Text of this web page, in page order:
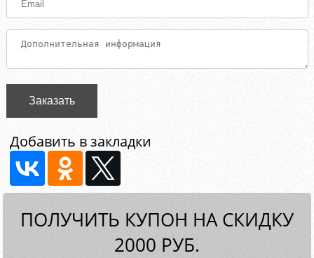
Заказать
Добавить в закладки
ПОЛУЧИТЬ КУПОН НА СКИДКУ
2000 РУБ.